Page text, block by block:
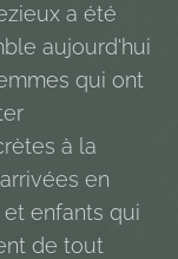
a été
aujourd'hui
qui ont
à la
en
enfants qui
de tout